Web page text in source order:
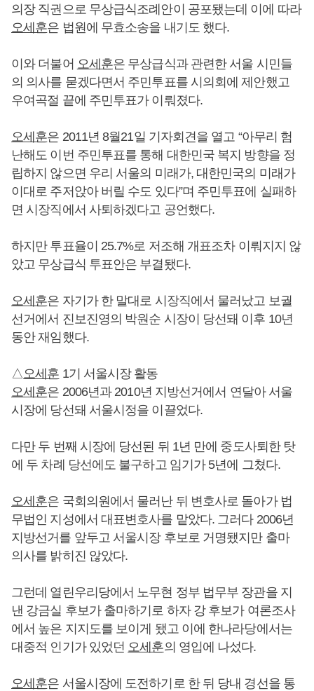
의장 직권으로 무상급식조례안이 공포됐는데 이에 따라
오세훈은 법원에 무효소송을 내기도 했다.
이와 더불어 오세훈은 무상급식과 관련한 서울 시민들
의 의사를 묻겠다면서 주민투표를 시의회에 제안했고
우여곡절 끝에 주민투표가 이뤄졌다.
오세훈은 2011년 8월21일 기자회견을 열고 “아무리 험
난해도 이번 주민투표를 통해 대한민국 복지 방향을 정
립하지 않으면 우리 서울의 미래가, 대한민국의 미래가
이대로 주저앉아 버릴 수도 있다”며 주민투표에 실패하
면 시장직에서 사퇴하겠다고 공언했다.
하지만 투표율이 25.7%로 저조해 개표조차 이뤄지지 않
았고 무상급식 투표안은 부결됐다.
오세훈은 자기가 한 말대로 시장직에서 물러났고 보궐
선거에서 진보진영의 박원순 시장이 당선돼 이후 10년
동안 재임했다.
△오세훈 1기 서울시장 활동
오세훈은 2006년과 2010년 지방선거에서 연달아 서울
시장에 당선돼 서울시정을 이끌었다.
다만 두 번째 시장에 당선된 뒤 1년 만에 중도사퇴한 탓
에 두 차례 당선에도 불구하고 임기가 5년에 그쳤다.
오세훈은 국회의원에서 물러난 뒤 변호사로 돌아가 법
무법인 지성에서 대표변호사를 맡았다. 그러다 2006년
지방선거를 앞두고 서울시장 후보로 거명됐지만 출마
의사를 밝히진 않았다.
그런데 열린우리당에서 노무현 정부 법무부 장관을 지
낸 강금실 후보가 출마하기로 하자 강 후보가 여론조사
에서 높은 지지도를 보이게 됐고 이에 한나라당에서는
대중적 인기가 있었던 오세훈의 영입에 나섰다.
오세훈은 서울시장에 도전하기로 한 뒤 당내 경선을 통